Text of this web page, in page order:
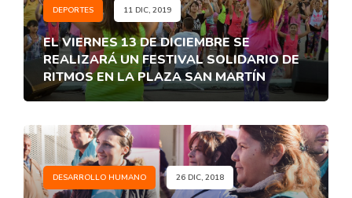
DEPORTES 11 DIC, 2019
EL VIERNES 13 DE DICIEMBRE SE
REALIZARÁ UN FESTIVAL SOLIDARIO DE
RITMOS EN LA PLAZA SAN MARTÍN
DESARROLLO HUMANO 26 DIC, 2018